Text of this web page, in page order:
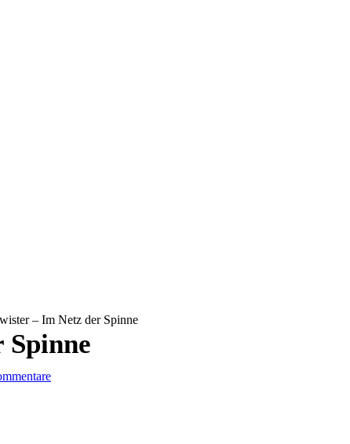
– Im Netz der Spinne
Spinne